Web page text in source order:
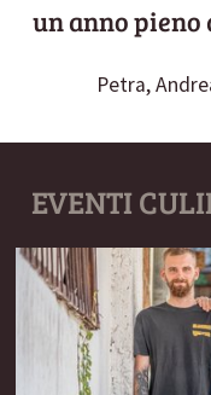
un anno
Petra,
EVENTI